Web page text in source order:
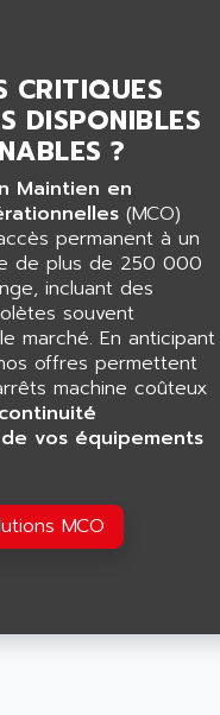
CRITIQUES
DISPONIBLES
?
Maintien en
(MCO)
permanent à un
de plus de 250 000
incluant des
souvent
marché. En anticipant
offres permettent
machine coûteux
vos équipements
MCO